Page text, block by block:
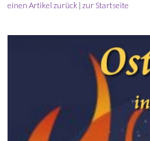
einen Artikel zurück |zur Startseite